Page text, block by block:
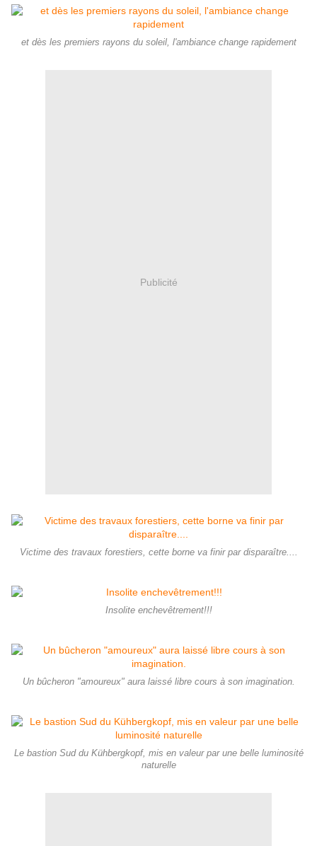
et dès les premiers rayons du soleil, l'ambiance change rapidement
Publicité
Victime des travaux forestiers, cette borne va finir par disparaître....
Insolite enchevêtrement!!!
Un bûcheron "amoureux" aura laissé libre cours à son imagination.
Le bastion Sud du Kühbergkopf, mis en valeur par une belle luminosité
naturelle